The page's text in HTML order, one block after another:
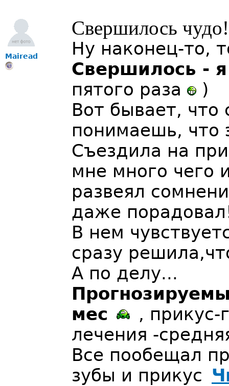
Mairead
Свершилось
Ну наконец-то,
Свершилось -
пятого раза
)
Вот бывает, что
понимаешь, что
Съездила на
мне много чего
развеял
даже
В нем
сразу
А по делу...
мес
, прикус-
лечения -
Все пообещал
зубы и прикус